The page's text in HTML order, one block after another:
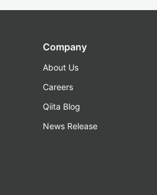
Company
About Us
Careers
Qiita Blog
News Release